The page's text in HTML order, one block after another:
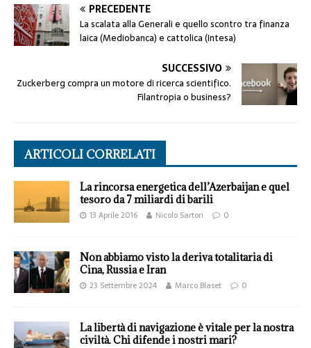
PRECEDENTE
La scalata alla Generali e quello scontro tra finanza
laica (Mediobanca) e cattolica (Intesa)
SUCCESSIVO
Zuckerberg compra un motore di ricerca scientifico.
Filantropia o business?
ARTICOLI CORRELATI
La rincorsa energetica dell’Azerbaijan e quel
tesoro da 7 miliardi di barili
13 Aprile 2016 Nicolo Sartori 0
Non abbiamo visto la deriva totalitaria di
Cina, Russia e Iran
23 Settembre 2024 Marco Blaset 0
La libertà di navigazione è vitale per la nostra
civiltà. Chi difende i nostri mari?